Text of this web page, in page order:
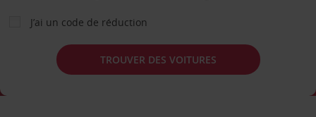
J’ai un code de réduction
TROUVER DES VOITURES